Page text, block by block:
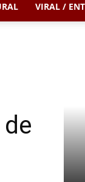
VIRAL /